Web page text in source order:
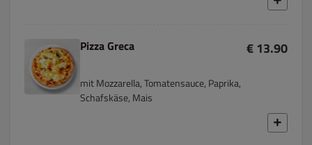
Pizza Greca € 13.90
mit Mozzarella, Tomatensauce, Paprika,
Schafskäse, Mais